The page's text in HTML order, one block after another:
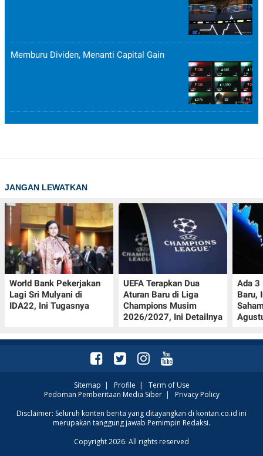
Memburu Dividen, Menanti Capital Gain
JANGAN LEWATKAN
World Bank Pekerjakan
Lagi Sri Mulyani di
IDA22, Ini Tugasnya
UEFA Terapkan Dua
Aturan Baru di Liga
Champions Musim
2026/2027, Ini Detailnya
Ada 3
Baru,
Sitemap | Profile | Term of Use
Pedoman Pemberitaan Media Siber| Privacy Policy
Disclaimer: Seluruh konten berita yang ditayangkan di kontan.co.id ini
merupakan tanggung jawab Pemimpin Redaksi.
Copyright 2026. All rights reserved